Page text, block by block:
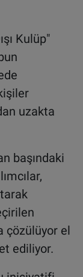
Kulüp"
uzakta
başındaki
çözülüyor el
ediliyor.